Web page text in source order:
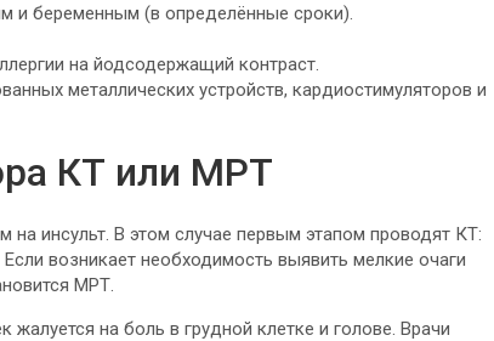
и беременным (в определённые сроки).
на йодсодержащий контраст.
металлических устройств, кардиостимуляторов и
КТ или МРТ
на инсульт. В этом случае первым этапом проводят КТ:
возникает необходимость выявить мелкие очаги
МРТ.
на боль в грудной клетке и голове. Врачи